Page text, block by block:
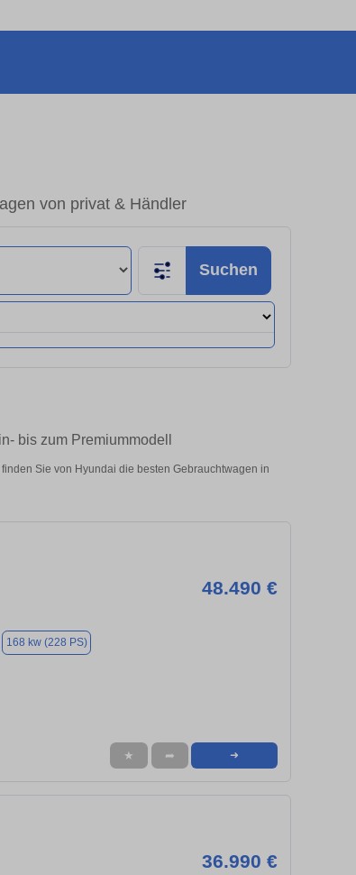
von privat & Händler
Suchen
bis zum Premiummodell
Sie von Hyundai die besten Gebrauchtwagen in
48.490 €
168 kw (228 PS)
★ ➦ ➜
36.990 €